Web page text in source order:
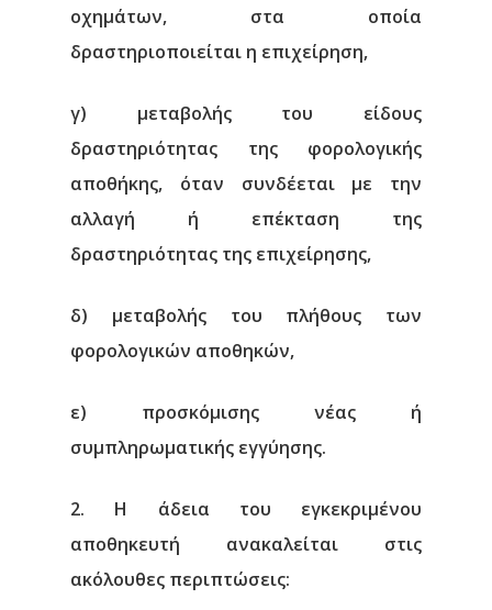
οχημάτων, στα οποία
δραστηριοποιείται η επιχείρηση,
γ) μεταβολής του είδους
δραστηριότητας της φορολογικής
αποθήκης, όταν συνδέεται με την
αλλαγή ή επέκταση της
δραστηριότητας της επιχείρησης,
δ) μεταβολής του πλήθους των
φορολογικών αποθηκών,
ε) προσκόμισης νέας ή
συμπληρωματικής εγγύησης.
2. Η άδεια του εγκεκριμένου
αποθηκευτή ανακαλείται στις
ακόλουθες περιπτώσεις: